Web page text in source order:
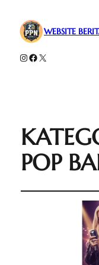
WEBSITE
Instagram
Facebook
X
POP